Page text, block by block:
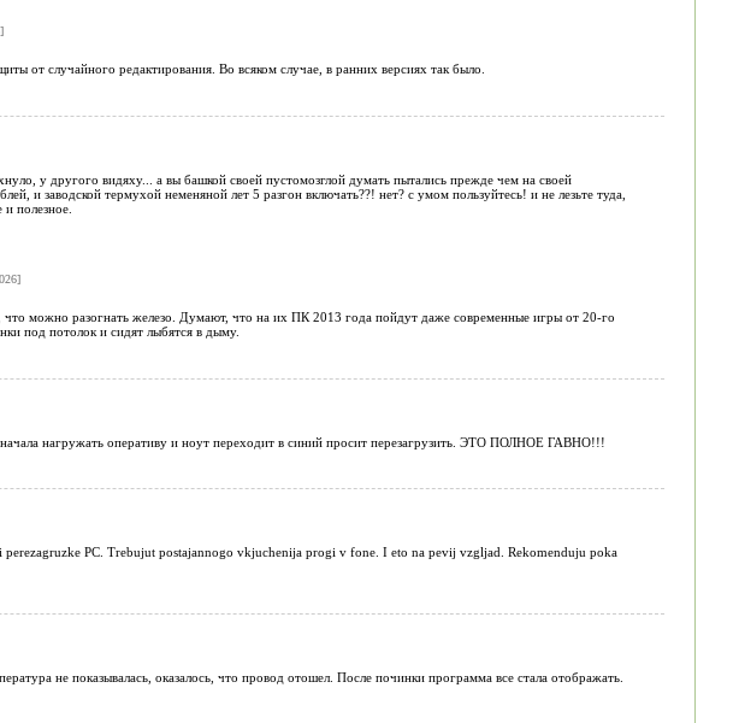
от случайного редактирования. Во всяком случае, в ранних версиях так было.
у другого видяху... а вы башкой своей пустомозглой думать пытались прежде чем на своей
и заводской термухой неменяной лет 5 разгон включать??! нет? с умом пользуйтесь! и не лезьте туда,
полезное.
можно разогнать железо. Думают, что на их ПК 2013 года пойдут даже современные игры от 20-го
под потолок и сидят лыбятся в дыму.
начала нагружать оперативу и ноут переходит в синий просит перезагрузить. ЭТО ПОЛНОЕ ГАВНО!!!
PC. Trebujut postajannogo vkjuchenija progi v fone. I eto na pevij vzgljad. Rekomenduju poka
не показывалась, оказалось, что провод отошел. После починки программа все стала отображать.